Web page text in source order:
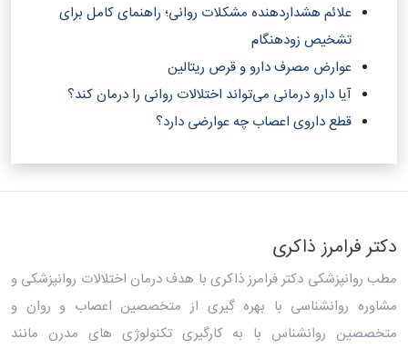
علائم هشداردهنده مشکلات روانی؛ راهنمای کامل برای
تشخیص زودهنگام
عوارض مصرف دارو و قرص ریتالین
آیا دارو درمانی می‌تواند اختلالات روانی را درمان کند؟‎
قطع داروی اعصاب چه عوارضی دارد؟
دکتر فرامرز ذاکری
مطب روانپزشکی دکتر فرامرز ذاکری با هدف درمان اختلالات روانپزشکی و
مشاوره روانشناسی با بهره گیری از متخصصین اعصاب و روان و
متخصصین روانشناس با به کارگیری تکنولوژی های مدرن مانند